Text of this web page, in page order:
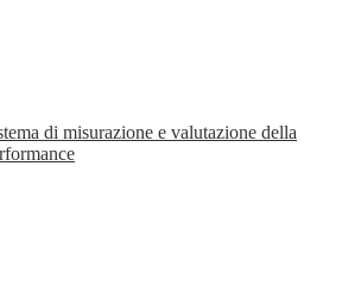
di misurazione e valutazione della